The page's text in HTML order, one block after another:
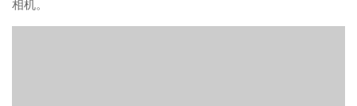
相机。